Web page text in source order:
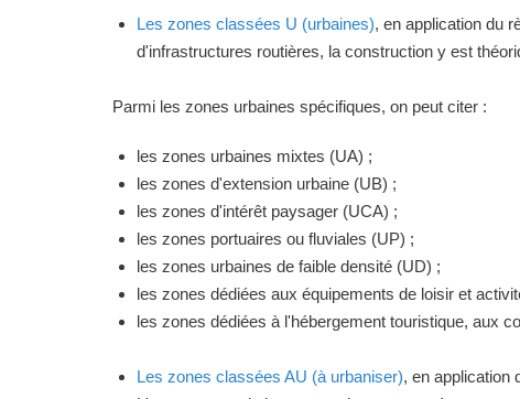
Les zones classées U (urbaines), en application du
d'infrastructures routières, la construction y est
Parmi les zones urbaines spécifiques, on peut citer :
les zones urbaines mixtes (UA) ;
les zones d'extension urbaine (UB) ;
les zones d'intérêt paysager (UCA) ;
les zones portuaires ou fluviales (UP) ;
les zones urbaines de faible densité (UD) ;
les zones dédiées aux équipements de loisir et
les zones dédiées à l'hébergement touristique, aux
Les zones classées AU (à urbaniser), en application